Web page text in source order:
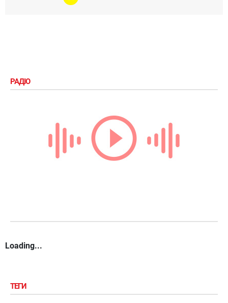
РАДІО
Loading...
ТЕГИ